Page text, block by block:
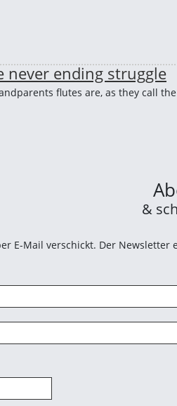
never ending struggle
flutes are, as they call
&
E-Mail verschickt. Der